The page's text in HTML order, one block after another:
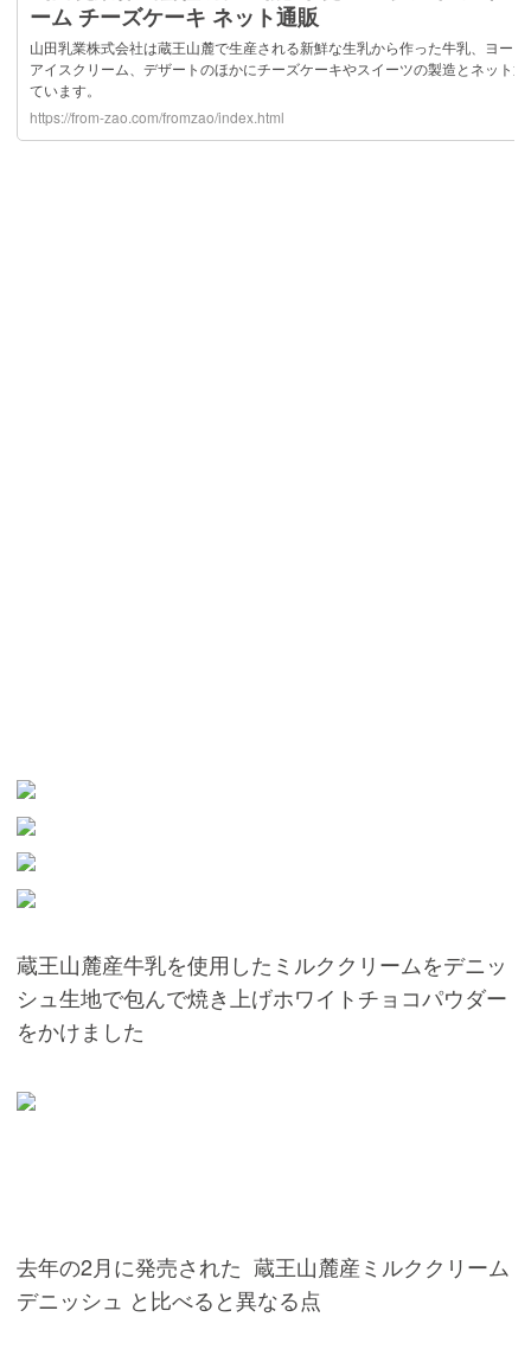
蔵王山麓産牛乳を使用したミルククリームをデニッ
シュ生地で包んで焼き上げホワイトチョコパウダー
をかけました
去年の2月に発売された 蔵王山麓産ミルククリーム
デニッシュ と比べると異なる点